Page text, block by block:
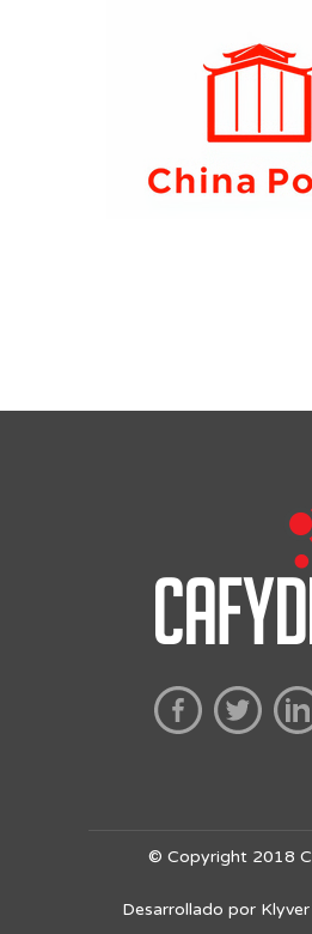
© Copyright 2018
Desarrollado por